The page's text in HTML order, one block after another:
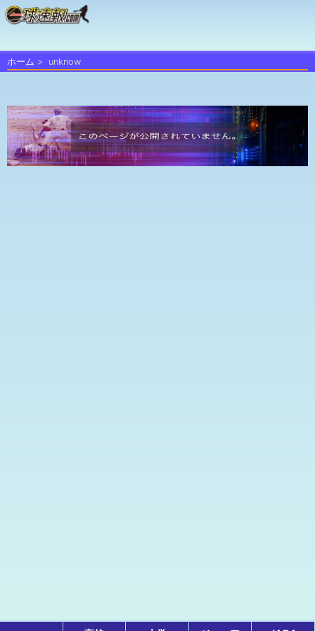
ホーム unknow